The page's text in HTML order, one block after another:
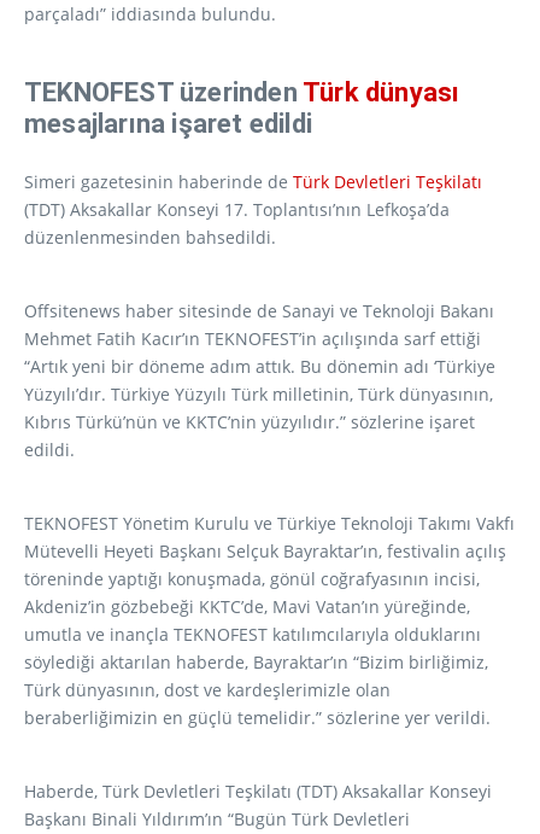
parçaladı” iddiasında bulundu.
TEKNOFEST üzerinden Türk dünyası
mesajlarına işaret edildi
Simeri gazetesinin haberinde de Türk Devletleri Teşkilatı
(TDT) Aksakallar Konseyi 17. Toplantısı’nın Lefkoşa’da
düzenlenmesinden bahsedildi.
Offsitenews haber sitesinde de Sanayi ve Teknoloji Bakanı
Mehmet Fatih Kacır’ın TEKNOFEST’in açılışında sarf ettiği
“Artık yeni bir döneme adım attık. Bu dönemin adı ‘Türkiye
Yüzyılı’dır. Türkiye Yüzyılı Türk milletinin, Türk dünyasının,
Kıbrıs Türkü’nün ve KKTC’nin yüzyılıdır.” sözlerine işaret
edildi.
TEKNOFEST Yönetim Kurulu ve Türkiye Teknoloji Takımı Vakfı
Mütevelli Heyeti Başkanı Selçuk Bayraktar’ın, festivalin açılış
töreninde yaptığı konuşmada, gönül coğrafyasının incisi,
Akdeniz’in gözbebeği KKTC’de, Mavi Vatan’ın yüreğinde,
umutla ve inançla TEKNOFEST katılımcılarıyla olduklarını
söylediği aktarılan haberde, Bayraktar’ın “Bizim birliğimiz,
Türk dünyasının, dost ve kardeşlerimizle olan
beraberliğimizin en güçlü temelidir.” sözlerine yer verildi.
Haberde, Türk Devletleri Teşkilatı (TDT) Aksakallar Konseyi
Başkanı Binali Yıldırım’ın “Bugün Türk Devletleri